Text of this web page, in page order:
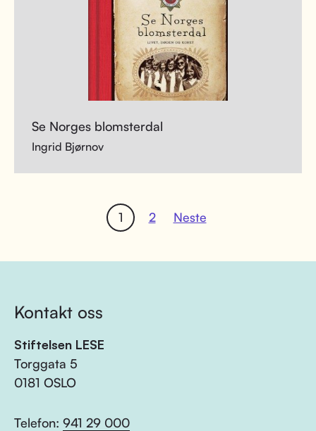
Se Norges blomsterdal
Ingrid Bjørnov
1 2 Neste
Kontakt oss
Stiftelsen LESE
Torggata 5
0181 OSLO
Telefon: 941 29 000